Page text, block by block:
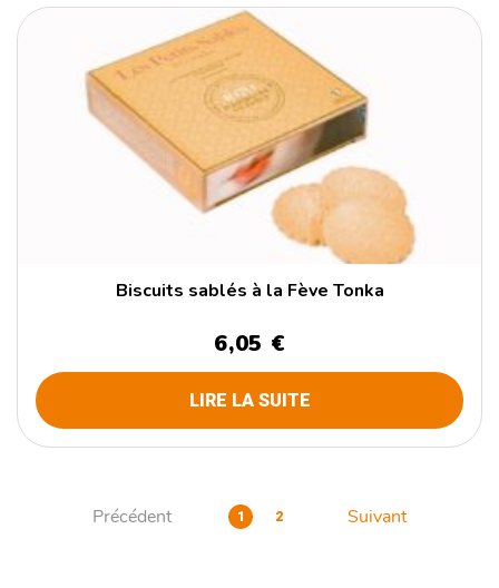
Biscuits sablés à la Fève Tonka
6,05 €
LIRE LA SUITE
Précédent 1 2 Suivant